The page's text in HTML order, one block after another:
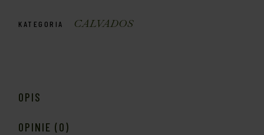
KATEGORIA CALVADOS
OPIS
OPINIE (0)